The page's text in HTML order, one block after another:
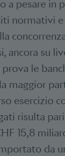
a pesare in
normativi e
ancora su
le
maggior
esercizio
risulta pari
15,8
da